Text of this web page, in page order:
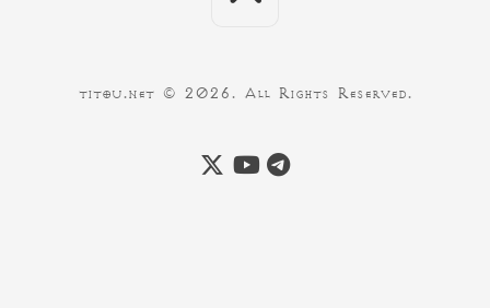
titou.net © 2026. All Rights Reserved.